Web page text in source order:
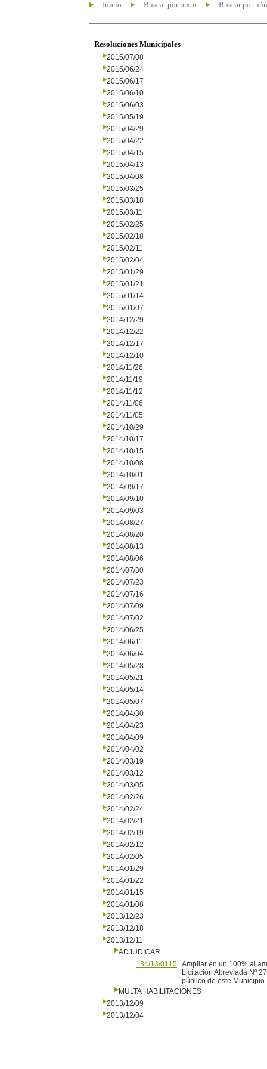
Inicio Buscar por texto Buscar por
Resoluciones Municipales
2015/07/08
2015/06/24
2015/06/17
2015/06/10
2015/06/03
2015/05/19
2015/04/29
2015/04/22
2015/04/15
2015/04/13
2015/04/08
2015/03/25
2015/03/18
2015/03/11
2015/02/25
2015/02/18
2015/02/11
2015/02/04
2015/01/29
2015/01/21
2015/01/14
2015/01/07
2014/12/29
2014/12/22
2014/12/17
2014/12/10
2014/11/26
2014/11/19
2014/11/12
2014/11/06
2014/11/05
2014/10/29
2014/10/17
2014/10/15
2014/10/08
2014/10/01
2014/09/17
2014/09/10
2014/09/03
2014/08/27
2014/08/20
2014/08/13
2014/08/06
2014/07/30
2014/07/23
2014/07/16
2014/07/09
2014/07/02
2014/06/25
2014/06/11
2014/06/04
2014/05/28
2014/05/21
2014/05/14
2014/05/07
2014/04/30
2014/04/23
2014/04/09
2014/04/02
2014/03/19
2014/03/12
2014/03/05
2014/02/26
2014/02/24
2014/02/21
2014/02/19
2014/02/12
2014/02/05
2014/01/29
2014/01/22
2014/01/15
2014/01/08
2013/12/23
2013/12/18
2013/12/11
ADJUDICAR
134/13/0115 Ampliar en un 100% al
Licitación Abreviada Nº
público de este
MULTA HABILITACIONES
2013/12/09
2013/12/04